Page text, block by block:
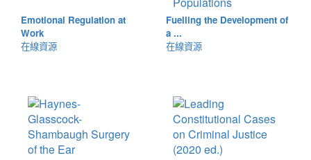
Emotional Regulation at
Work
在線資源
Fuelling the Development of
a ...
在線資源